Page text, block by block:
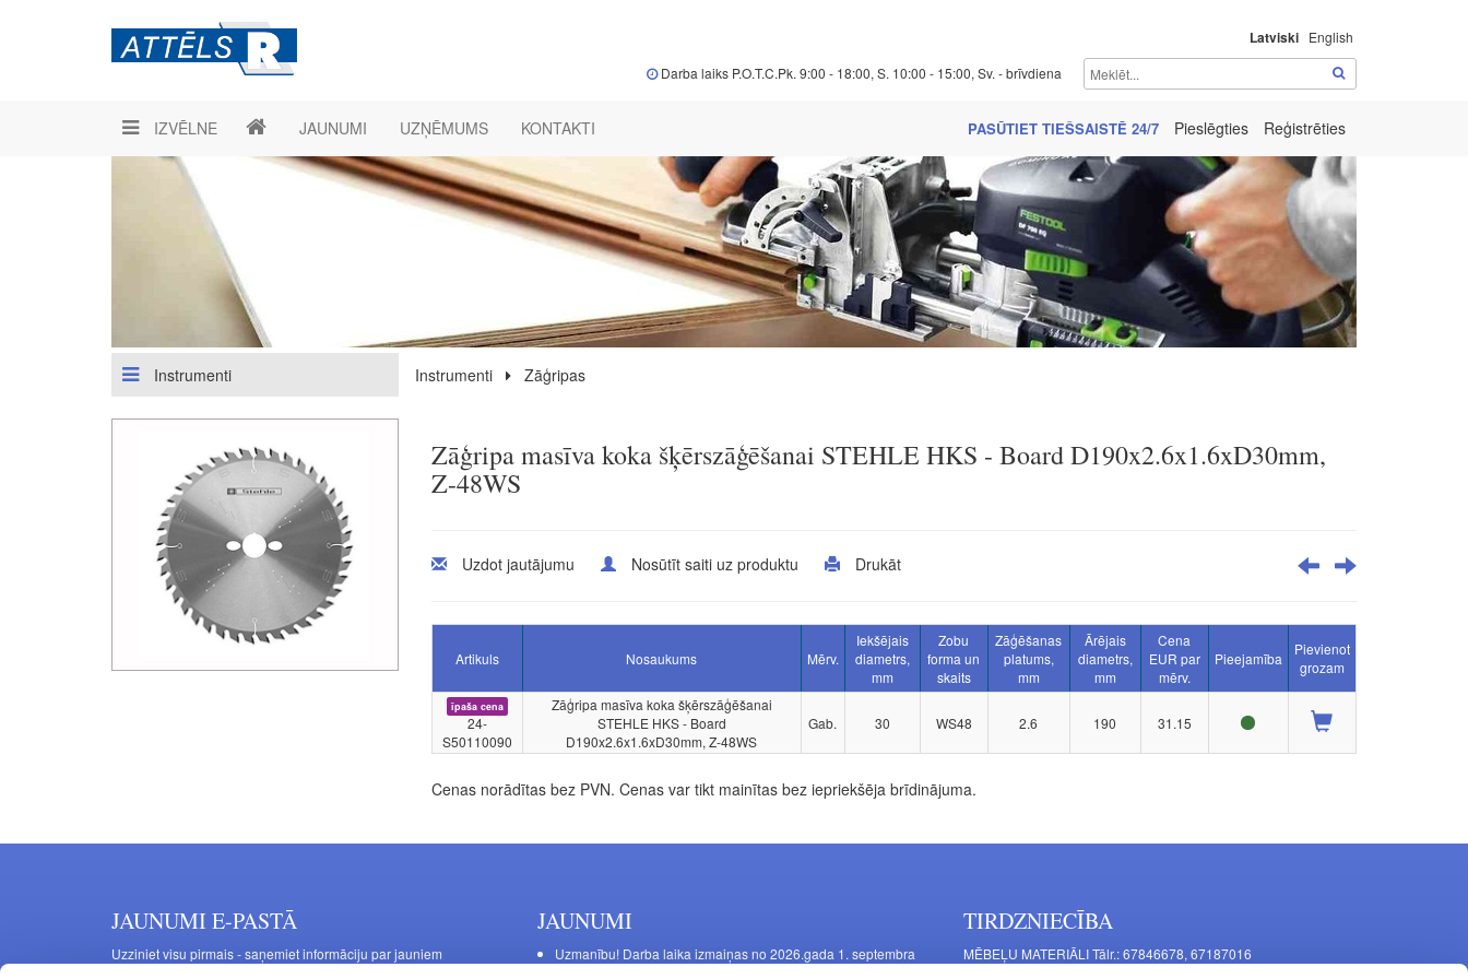
Latviski English
Darba laiks P.O.T.C.Pk. 9:00 - 18:00, S. 10:00 - 15:00, Sv. - brīvdiena
IZVĒLNE JAUNUMI UZŅĒMUMS KONTAKTI PASŪTIET TIEŠSAISTĒ 24/7 Pieslēgties Reģistrēties
Instrumenti Instrumenti Zāģripas
Zāģripa masīva koka šķērszāģēšanai STEHLE HKS - Board D190x2.6x1.6xD30mm,
Z-48WS
Uzdot jautājumu Nosūtīt saiti uz produktu Drukāt
Artikuls Nosaukums Mērv.
Iekšējais
diametrs,
mm
Zobu
forma un
skaits
Zāģēšanas
platums,
mm
Ārējais
diametrs,
mm
Cena
EUR par
mērv.
Pieejamība
Pievienot
grozam
īpaša cena
24-
S50110090
Zāģripa masīva koka šķērszāģēšanai
STEHLE HKS - Board
D190x2.6x1.6xD30mm, Z-48WS
Gab. 30 WS48 2.6 190 31.15
Cenas norādītas bez PVN. Cenas var tikt mainītas bez iepriekšēja brīdinājuma.
JAUNUMI E-PASTĀ
Uzziniet visu pirmais - saņemiet informāciju par jauniem
JAUNUMI
Uzmanību! Darba laika izmaiņas no 2026.gada 1. septembra
TIRDZNIECĪBA
MĒBEĻU MATERIĀLI Tālr.: 67846678, 67187016